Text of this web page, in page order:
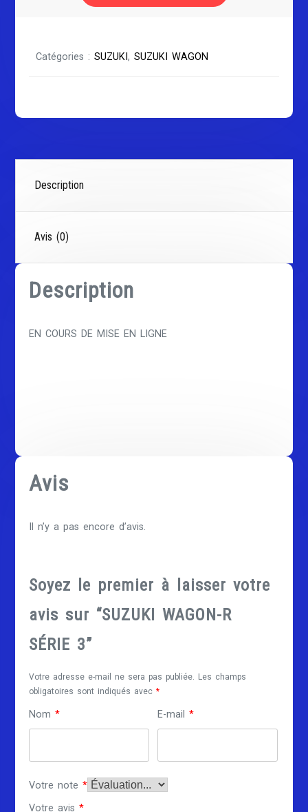
R
Catégories :SUZUKI,SUZUKI WAGON
Description
Avis (0)
Description
EN COURS DE MISE EN LIGNE
Avis
Il n’y a pas encore d’avis.
Soyez le premier à laisser votre
avis sur “SUZUKI WAGON-R
SÉRIE 3”
Votre adresse e-mail ne sera pas publiée. Les champs
obligatoires sont indiqués avec*
Nom* E-mail*
Votre note*
Votre avis*